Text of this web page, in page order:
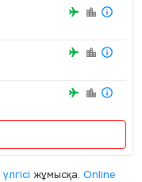
үлгісі жұмысқа. Online